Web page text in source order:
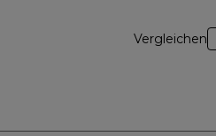
Vergleichen